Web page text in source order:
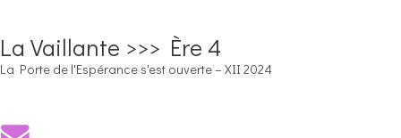
La Vaillante >>> Ère 4
La Porte de l'Espérance s'est ouverte – XII 2024